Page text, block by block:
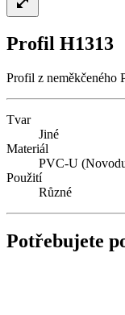
Profil H1313
Profil z neměkčeného
Tvar
Jiné
Materiál
PVC-U
Použití
Různé
Potřebujete